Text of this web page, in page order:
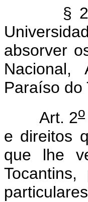
§
absorver
Nacional,
Paraíso do
Art. 2o
e direitos
que lhe